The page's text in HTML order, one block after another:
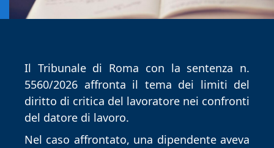
Il Tribunale di Roma con la sentenza n.
5560/2026 affronta il tema dei limiti del
diritto di critica del lavoratore nei confronti
del datore di lavoro.
Nel caso affrontato, una dipendente aveva